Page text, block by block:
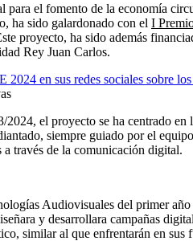
el fomento de la economía
ha sido galardonado con el I
proyecto, ha sido además
Rey Juan Carlos.
el proyecto se ha centrado
siempre guiado por el
través de la comunicación digital.
Audiovisuales del primer
y desarrollara campañas
similar al que enfrentarán en sus